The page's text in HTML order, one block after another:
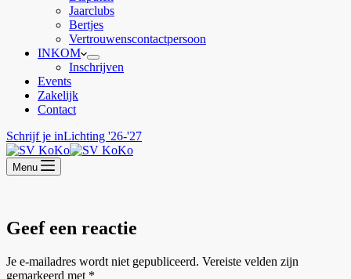
Jaarclubs
Bertjes
Vertrouwenscontactpersoon
INKOM
Inschrijven
Events
Zakelijk
Contact
Schrijf je inLichting '26-'27
Menu
Geef een reactie
Je e-mailadres wordt niet gepubliceerd. Vereiste velden zijn
gemarkeerd met *